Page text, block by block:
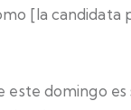
[la candidata
este domingo